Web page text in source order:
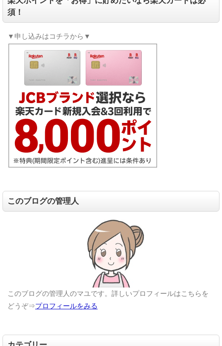
須！
▼申し込みはコチラから▼
このブログの管理人
このブログの管理人のマユです。詳しいプロフィールはこちらを
どうぞ⇒プロフィールをみる